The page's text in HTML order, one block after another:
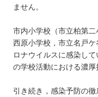
ません。
市内小学校（市立柏第
西原小学校，市立名戸
ロナウイルスに感染し
の学校活動における濃厚
引き続き，感染予防の